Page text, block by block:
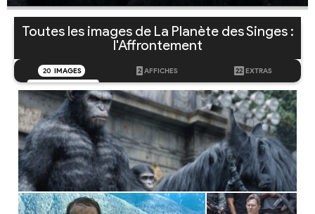
Toutes les images de La Planète des Singes :
l'Affrontement
20 IMAGES 2 AFFICHES 22 EXTRAS